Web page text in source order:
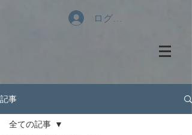
ログイン
記事
全ての記事